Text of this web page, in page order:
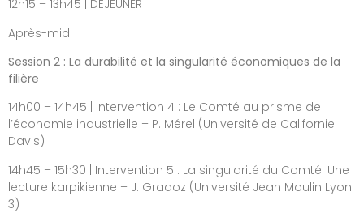
12h15 – 13h45 | DÉJEUNER
Après-midi
Session 2 : La durabilité et la singularité économiques de la
filière
14h00 – 14h45 | Intervention 4 : Le Comté au prisme de
l’économie industrielle – P. Mérel (Université de Californie
Davis)
14h45 – 15h30 | Intervention 5 : La singularité du Comté. Une
lecture karpikienne – J. Gradoz (Université Jean Moulin Lyon
3)